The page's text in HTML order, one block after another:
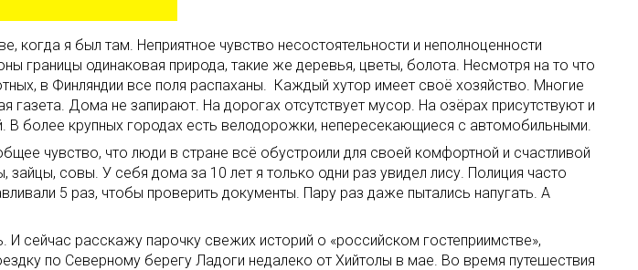
когда я был там. Неприятное чувство несостоятельности и неполноценности
границы одинаковая природа, такие же деревья, цветы, болота. Несмотря на то что
в Финляндии все поля распаханы. Каждый хутор имеет своё хозяйство. Многие
Дома не запирают. На дорогах отсутствует мусор. На озёрах присутствуют и
крупных городах есть велодорожки, непересекающиеся с автомобильными.
чувство, что люди в стране всё обустроили для своей комфортной и счастливой
совы. У себя дома за 10 лет я только одни раз увидел лису. Полиция часто
5 раз, чтобы проверить документы. Пару раз даже пытались напугать. А
расскажу парочку свежих историй о «российском гостеприимстве»,
по Северному берегу Ладоги недалеко от Хийтолы в мае. Во время путешествия